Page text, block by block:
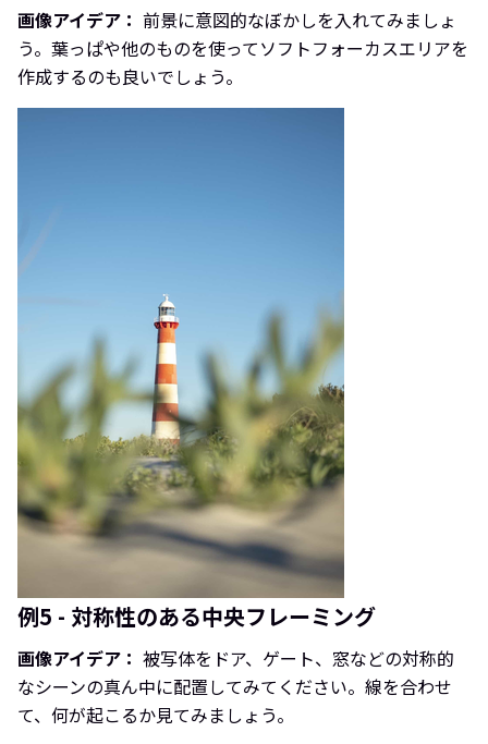
画像アイデア： 前景に意図的なぼかしを入れてみましょ
う。葉っぱや他のものを使ってソフトフォーカスエリアを
作成するのも良いでしょう。
例5 - 対称性のある中央フレーミング
画像アイデア： 被写体をドア、ゲート、窓などの対称的
なシーンの真ん中に配置してみてください。線を合わせ
て、何が起こるか見てみましょう。